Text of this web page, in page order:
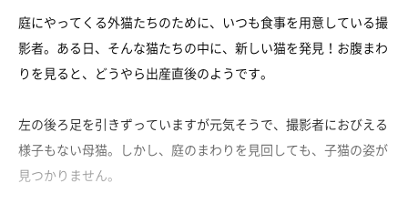
庭にやってくる外猫たちのために、いつも食事を用意している撮
影者。ある日、そんな猫たちの中に、新しい猫を発見！お腹まわ
りを見ると、どうやら出産直後のようです。
左の後ろ足を引きずっていますが元気そうで、撮影者におびえる
様子もない母猫。しかし、庭のまわりを見回しても、子猫の姿が
見つかりません。